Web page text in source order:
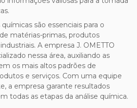
são essenciais para o
matérias-primas, produtos
A empresa J. OMETTO
nessa área, auxiliando as
os mais altos padrões de
e serviços. Com uma equipe
a empresa garante resultados
todas as etapas da análise química.